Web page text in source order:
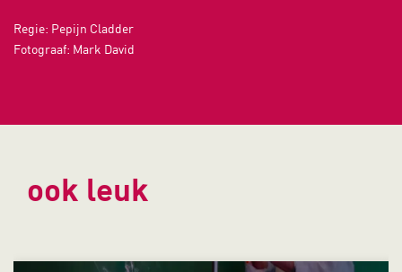
Regie: Pepijn Cladder
Fotograaf: Mark David
ook leuk